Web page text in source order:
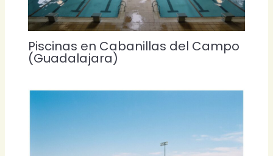
Piscinas en Cabanillas del Campo
(Guadalajara)